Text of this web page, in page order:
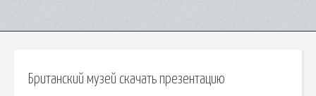
Британский музей скачать презентацию